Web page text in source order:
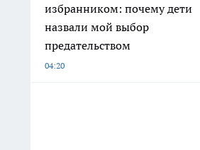
избранником: почему дети
назвали мой выбор
предательством
04:20